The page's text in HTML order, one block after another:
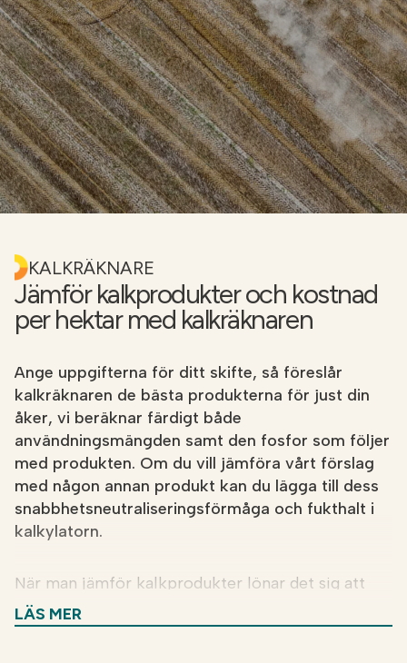
NÄTBUTIKEN
KALKRÄKNARE
Jämför kalkprodukter och kostnad
per hektar med kalkräknaren
Ange uppgifterna för ditt skifte, så föreslår
kalkräknaren de bästa produkterna för just din
åker, vi beräknar färdigt både
användningsmängden samt den fosfor som följer
med produkten. Om du vill jämföra vårt förslag
med någon annan produkt kan du lägga till dess
snabbhetsneutraliseringsförmåga och fukthalt i
kalkylatorn.
När man jämför kalkprodukter lönar det sig att
jämföra kostnaden per hektar i stället för priset
per ton. Dessutom innehåller Soilfoods
LÄS MER